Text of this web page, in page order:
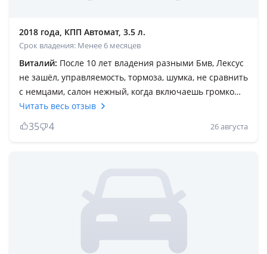
2018 года, КПП Автомат, 3.5 л.
Срок владения: Менее 6 месяцев
Виталий: После 10 лет владения разными Бмв, Лексус
не зашёл, управляемость, тормоза, шумка, не сравнить
с немцами, салон нежный, когда включаешь громко
музыку дребезжат обшивки, качество салона не то что
лет 20 назад, раньше все в салоне было из кожи, я
сравниваю с gs300 2006 года у меня их было два,
все хуже делают лексус, экономят на всем.
Читать весь отзыв
35 4 26 августа